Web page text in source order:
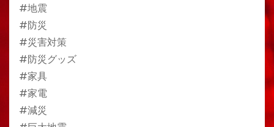
#地震
#防災
#災害対策
#防災グッズ
#家具
#家電
#減災